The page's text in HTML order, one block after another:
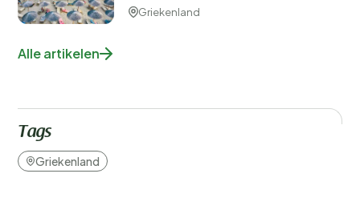
Griekenland
Alle artikelen
Tags
Griekenland